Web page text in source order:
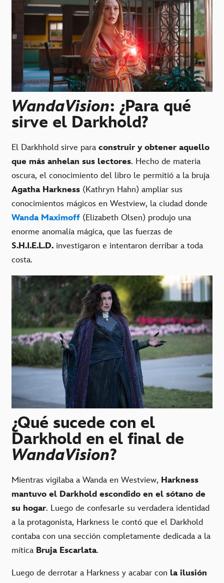
WandaVision: ¿Para qué
sirve el Darkhold?
El Darkhhold sirve para construir y obtener aquello
que más anhelan sus lectores. Hecho de materia
oscura, el conocimiento del libro le permitió a la bruja
Agatha Harkness (Kathryn Hahn) ampliar sus
conocimientos mágicos en Westview, la ciudad donde
Wanda Maximoff (Elizabeth Olsen) produjo una
enorme anomalía mágica, que las fuerzas de
S.H.I.E.L.D. investigaron e intentaron derribar a toda
costa.
¿Qué sucede con el
Darkhold en el final de
WandaVision?
Mientras vigilaba a Wanda en Westview, Harkness
mantuvo el Darkhold escondido en el sótano de
su hogar. Luego de confesarle su verdadera identidad
a la protagonista, Harkness le contó que el Darkhold
contaba con una sección completamente dedicada a la
mítica Bruja Escarlata.
Luego de derrotar a Harkness y acabar con la ilusión